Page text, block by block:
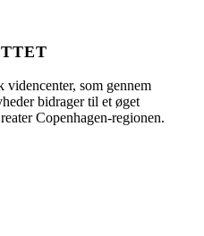
som gennem
bidrager til et øget
Copenhagen-regionen.